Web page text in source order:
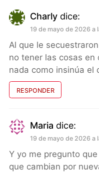
Charly dice:
19 de mayo de 2026 a
Al que le
no tener las cosas
nada como insinúa el
RESPONDER
Maria dice:
19 de mayo de 2026 a
Y yo me pregunto
que cambian por